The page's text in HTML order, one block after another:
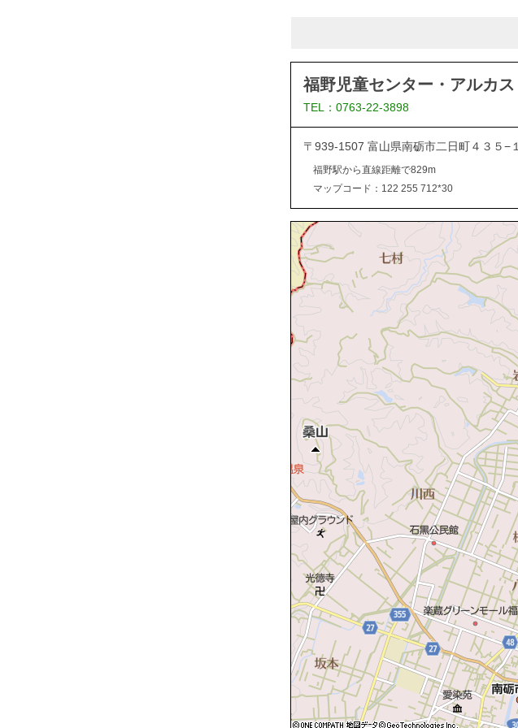
福野児童センター・アルカス
TEL：0763-22-3898
〒939-1507 富山県南砺市二日町４３５−１
福野駅から直線距離で829m
マップコード：122 255 712*30